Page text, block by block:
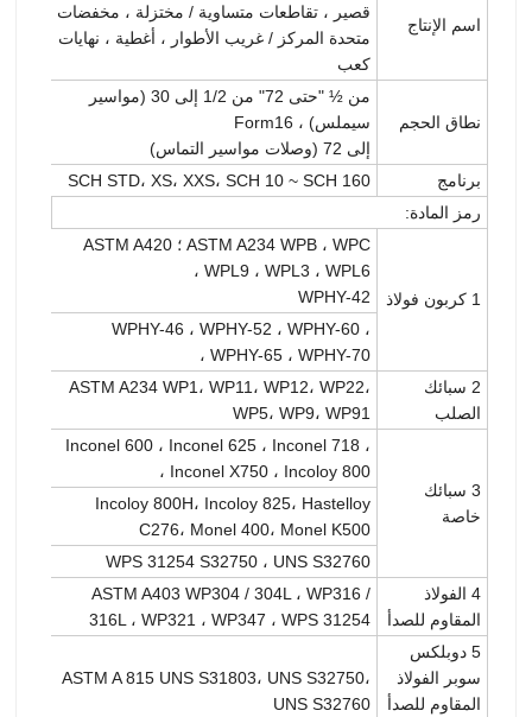
اسم الإنتاج
قصير ، تقاطعات متساوية / مختزلة ، مخفضات
متحدة المركز / غريب الأطوار ، أغطية ، نهايات
كعب
نطاق الحجم
من ½ "حتى 72" من 1/2 إلى 30 (مواسير
سيملس) ، Form16
إلى 72 (وصلات مواسير التماس)
برنامج
SCH STD، XS، XXS، SCH 10 ~ SCH 160
رمز المادة:
1 كربون فولاذ
ASTM A234 WPB ، WPC ؛ ASTM A420
WPL9 ، WPL3 ، WPL6 ،
WPHY-42
WPHY-46 ، WPHY-52 ، WPHY-60 ،
WPHY-65 ، WPHY-70 ،
2 سبائك
الصلب
ASTM A234 WP1، WP11، WP12، WP22،
WP5، WP9، WP91
3 سبائك
خاصة
Inconel 600 ، Inconel 625 ، Inconel 718 ،
Inconel X750 ، Incoloy 800 ،
Incoloy 800H، Incoloy 825، Hastelloy
C276، Monel 400، Monel K500
WPS 31254 S32750 ، UNS S32760
4 الفولاذ
المقاوم للصدأ
ASTM A403 WP304 / 304L ، WP316 /
316L ، WP321 ، WP347 ، WPS 31254
5 دوبلكس
سوبر الفولاذ
المقاوم للصدأ
ASTM A 815 UNS S31803، UNS S32750،
UNS S32760